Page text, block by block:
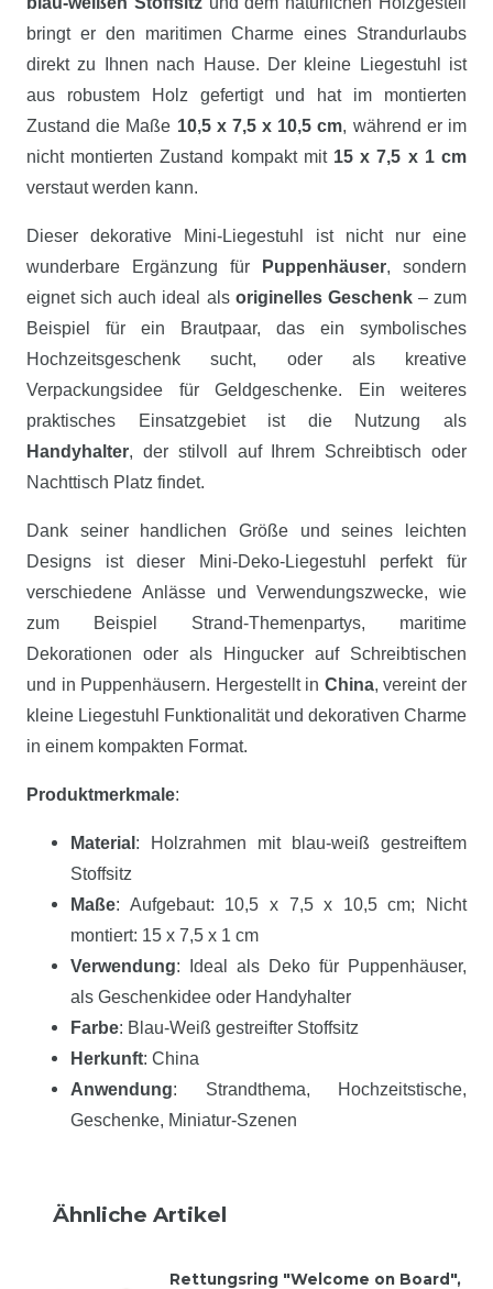
bringt er den maritimen Charme eines Strandurlaubs
direkt zu Ihnen nach Hause. Der kleine Liegestuhl ist
aus robustem Holz gefertigt und hat im montierten
Zustand die Maße 10,5 x 7,5 x 10,5 cm, während er im
nicht montierten Zustand kompakt mit 15 x 7,5 x 1 cm
verstaut werden kann.
Dieser dekorative Mini-Liegestuhl ist nicht nur eine
wunderbare Ergänzung für
Puppenhäuser, sondern
eignet sich auch ideal als originelles Geschenk– zum
Beispiel für ein Brautpaar, das ein symbolisches
Hochzeitsgeschenk sucht, oder als kreative
Verpackungsidee für Geldgeschenke. Ein weiteres
praktisches Einsatzgebiet ist die Nutzung als
Handyhalter, der stilvoll auf Ihrem Schreibtisch oder
Nachttisch Platz findet.
Dank seiner handlichen Größe und seines leichten
Designs ist dieser Mini-Deko-Liegestuhl perfekt für
verschiedene Anlässe und Verwendungszwecke, wie
zum Beispiel Strand-Themenpartys, maritime
Dekorationen oder als Hingucker auf Schreibtischen
und in Puppenhäusern. Hergestellt in China, vereint der
kleine Liegestuhl Funktionalität und dekorativen Charme
in einem kompakten Format.
Produktmerkmale:
Material : Holzrahmen mit blau-weiß gestreiftem
Stoffsitz
Maße: Aufgebaut: 10,5 x 7,5 x 10,5 cm; Nicht
montiert: 15 x 7,5 x 1 cm
Verwendung: Ideal als Deko für Puppenhäuser,
als Geschenkidee oder Handyhalter
Farbe: Blau-Weiß gestreifter Stoffsitz
Herkunft: China
Anwendung: Strandthema, Hochzeitstische,
Geschenke, Miniatur-Szenen
Ähnliche Artikel
Rettungsring "Welcome on Board",